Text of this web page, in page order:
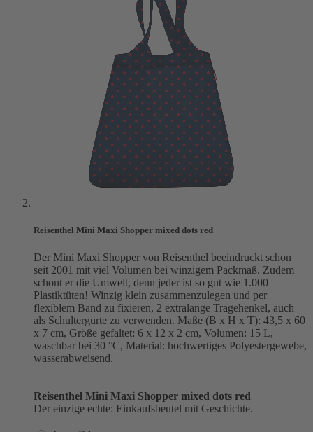
Reisenthel Mini Maxi Shopper mixed dots red
Der Mini Maxi Shopper von Reisenthel beeindruckt schon
seit 2001 mit viel Volumen bei winzigem Packmaß. Zudem
schont er die Umwelt, denn jeder ist so gut wie 1.000
Plastiktüten! Winzig klein zusammenzulegen und per
flexiblem Band zu fixieren, 2 extralange Tragehenkel, auch
als Schultergurte zu verwenden. Maße (B x H x T): 43,5 x 60
x 7 cm, Größe gefaltet: 6 x 12 x 2 cm, Volumen: 15 L,
waschbar bei 30 °C, Material: hochwertiges Polyestergewebe,
wasserabweisend.
Reisenthel Mini Maxi Shopper mixed dots red
Der einzige echte: Einkaufsbeutel mit Geschichte.